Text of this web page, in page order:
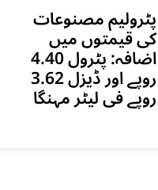
پٹرولیم مصنوعات
کی قیمتوں میں
اضافہ: پٹرول 4.40
روپے اور ڈیزل 3.62
روپے فی لیٹر مہنگا